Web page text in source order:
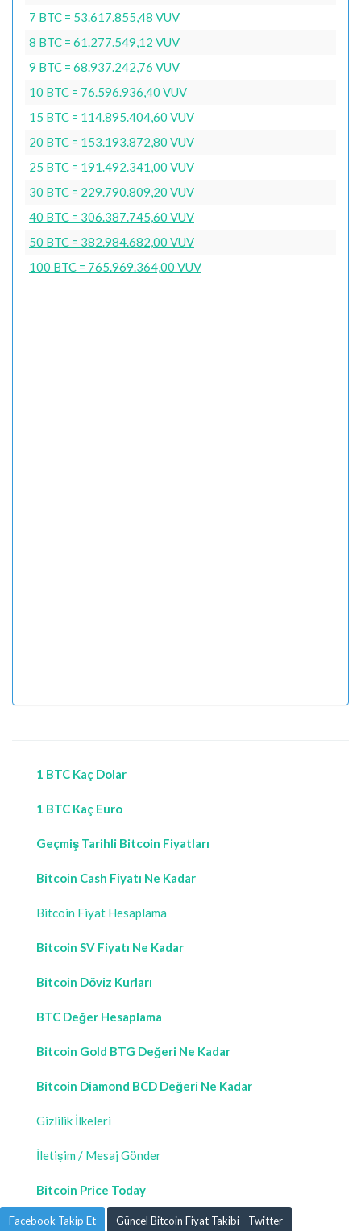
7 BTC = 53.617.855,48 VUV
8 BTC = 61.277.549,12 VUV
9 BTC = 68.937.242,76 VUV
10 BTC = 76.596.936,40 VUV
15 BTC = 114.895.404,60 VUV
20 BTC = 153.193.872,80 VUV
25 BTC = 191.492.341,00 VUV
30 BTC = 229.790.809,20 VUV
40 BTC = 306.387.745,60 VUV
50 BTC = 382.984.682,00 VUV
100 BTC = 765.969.364,00 VUV
1 BTC Kaç Dolar
1 BTC Kaç Euro
Geçmiş Tarihli Bitcoin Fiyatları
Bitcoin Cash Fiyatı Ne Kadar
Bitcoin Fiyat Hesaplama
Bitcoin SV Fiyatı Ne Kadar
Bitcoin Döviz Kurları
BTC Değer Hesaplama
Bitcoin Gold BTG Değeri Ne Kadar
Bitcoin Diamond BCD Değeri Ne Kadar
Gizlilik İlkeleri
İletişim / Mesaj Gönder
Bitcoin Price Today
Facebook Takip Et Güncel Bitcoin Fiyat Takibi - Twitter